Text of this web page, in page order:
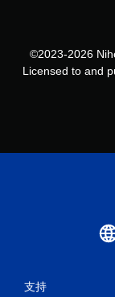
©2023-2026
Licensed to and
支持